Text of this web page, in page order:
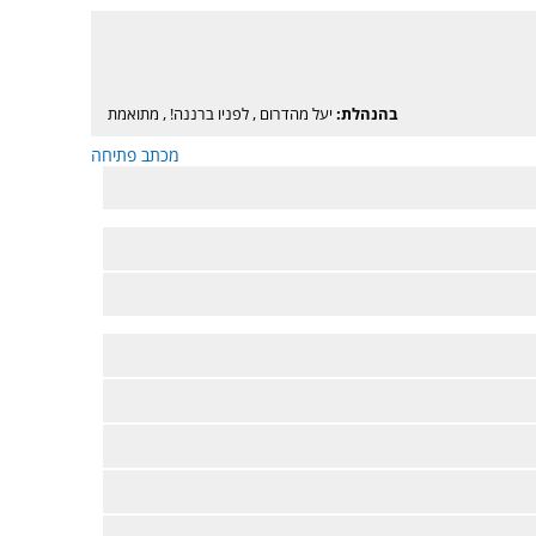
בהנהלת: יעל מהדרום ,לפניו ברננה! , מתואמת
מכתב פתיחה